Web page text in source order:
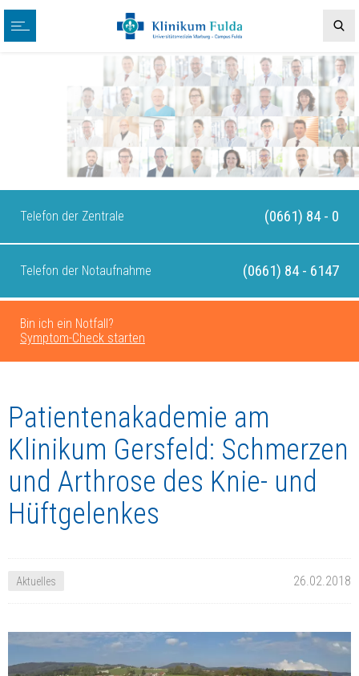
Telefon der Zentrale (0661) 84 - 0
Telefon der Notaufnahme (0661) 84 - 6147
Bin ich ein Notfall?
Symptom-Check starten
Patientenakademie am
Klinikum Gersfeld: Schmerzen
und Arthrose des Knie- und
Hüftgelenkes
Aktuelles 26.02.2018